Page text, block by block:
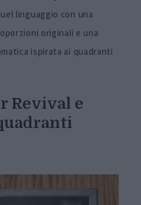
linguaggio con una
originali e una
ispirata ai quadranti
Revival e